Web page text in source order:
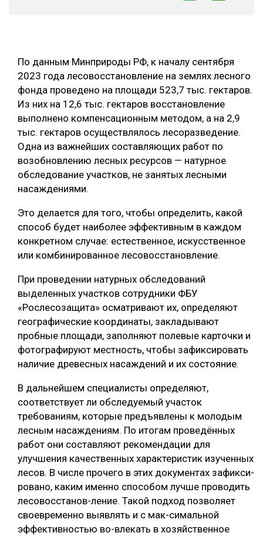
По данным Минприроды РФ, к началу сентября
2023 года лесовосстановление на землях лесного
фонда проведено на площади 523,7 тыс. гектаров.
Из них на 12,6 тыс. гектаров восстановление
выполнено компенсационным методом, а на 2,9
тыс. гектаров осуществлялось лесоразведение.
Одна из важнейших составляющих работ по
возобновлению лесных ресурсов — натурное
обследование участков, не занятых лесными
насаждениями.
Это делается для того, чтобы определить, какой
способ будет наиболее эффективным в каждом
конкретном случае: естественное, искусственное
или комбинированное лесовосстановление.
При проведении натурных обследований
выделенных участков сотрудники ФБУ
«Рослесозащита» осматривают их, определяют
географические координаты, закладывают
пробные площади, заполняют полевые карточки и
фотографируют местность, чтобы зафиксировать
наличие древесных насаждений и их состояние.
В дальнейшем специалисты определяют,
соответствует ли обследуемый участок
требованиям, которые предъявлены к молодым
лесным насаждениям. По итогам проведённых
работ они составляют рекомендации для
улучшения качественных характеристик изученных
лесов. В числе прочего в этих документах зафикси-
ровано, каким именно способом лучше проводить
лесовосстанов-ление. Такой подход позволяет
своевременно выявлять и с мак-симальной
эффективностью во-влекать в хозяйственное